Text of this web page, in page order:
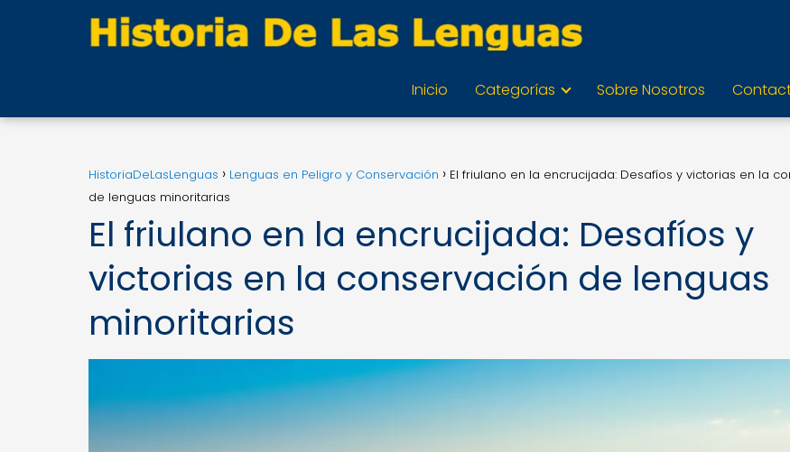
Inicio Categorías Sobre Nosotros
HistoriaDeLasLenguas Lenguas en Peligro y Conservación
El friulano en la encrucijada: Desafíos y victorias en la
de lenguas minoritarias
El friulano en la encrucijada: Desafíos y
victorias en la conservación de lenguas
minoritarias